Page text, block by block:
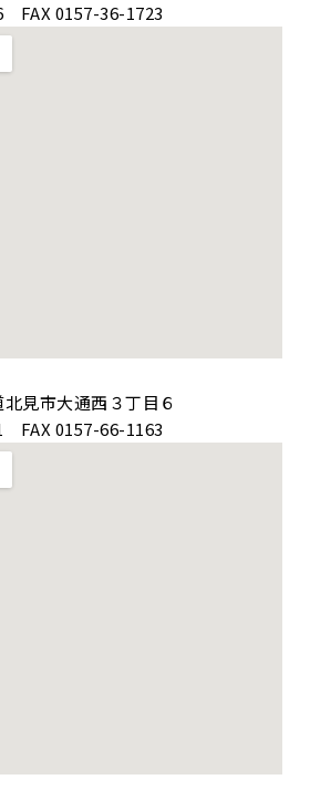
FAX 0157-36-1723
見市大通西３丁目６
FAX 0157-66-1163